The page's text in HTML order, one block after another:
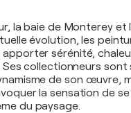
la baie de Monterey et
évolution, les
sérénité,
Ses collectionneurs sont
de son œuvre,
la sensation de se
du paysage.